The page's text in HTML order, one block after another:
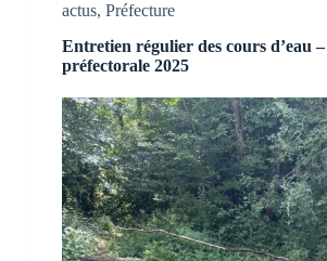
actus, Préfecture
Entretien régulier des cours d’eau
préfectorale 2025